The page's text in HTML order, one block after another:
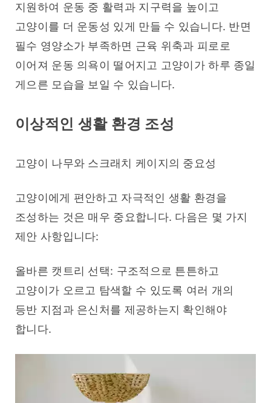
지원하여 운동 중 활력과 지구력을 높이고
고양이를 더 운동성 있게 만들 수 있습니다. 반면
필수 영양소가 부족하면 근육 위축과 피로로
이어져 운동 의욕이 떨어지고 고양이가 하루 종일
게으른 모습을 보일 수 있습니다.
이상적인 생활 환경 조성
고양이 나무와 스크래치 케이지의 중요성
고양이에게 편안하고 자극적인 생활 환경을
조성하는 것은 매우 중요합니다. 다음은 몇 가지
제안 사항입니다:
올바른 캣트리 선택: 구조적으로 튼튼하고
고양이가 오르고 탐색할 수 있도록 여러 개의
등반 지점과 은신처를 제공하는지 확인해야
합니다.